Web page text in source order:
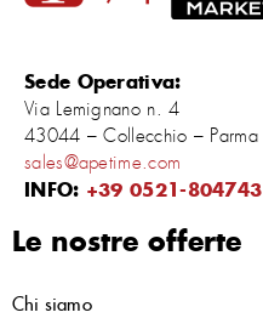
Sede Operativa:
Via Lemignano n. 4
43044 – Collecchio – Parma
sales@apetime.com
INFO: +39 0521-804743
Le nostre offerte
Chi siamo